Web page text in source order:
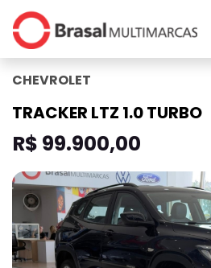
CHEVROLET
TRACKER LTZ 1.0 TURBO
R$ 99.900,00